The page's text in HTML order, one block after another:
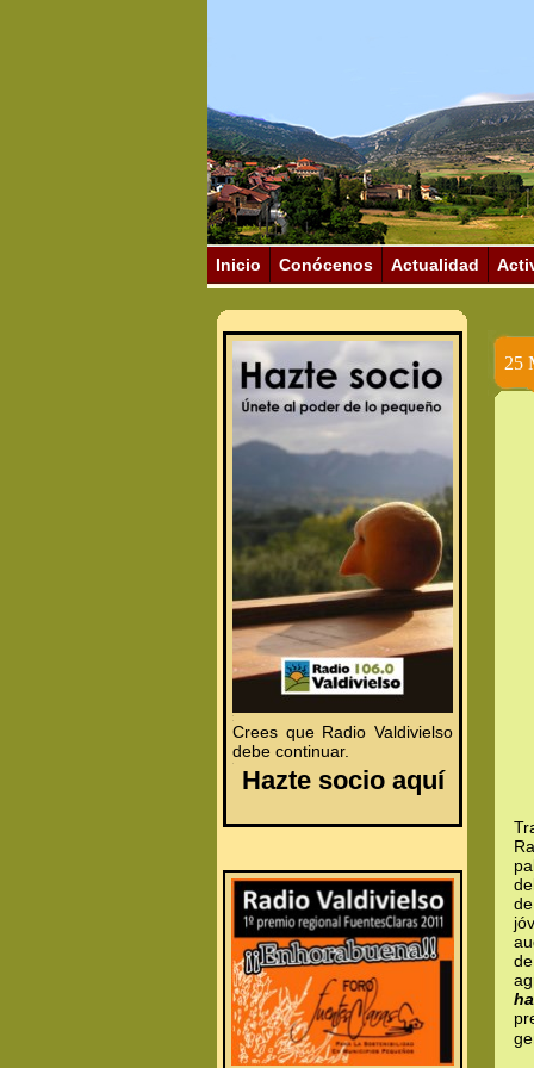
Inicio Conócenos Actualidad
.
.
Crees que Radio Valdivielso
debe continuar.
.
Hazte socio aquí
25